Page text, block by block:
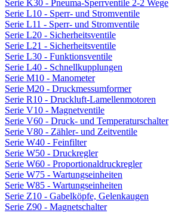
Serie K30 - Pneuma-Sperrventile 2-2 Wege
Serie L10 - Sperr- und Stromventile
Serie L11 - Sperr- und Stromventile
Serie L20 - Sicherheitsventile
Serie L21 - Sicherheitsventile
Serie L30 - Funktionsventile
Serie L40 - Schnellkupplungen
Serie M10 - Manometer
Serie M20 - Druckmessumformer
Serie R10 - Druckluft-Lamellenmotoren
Serie V10 - Magnetventile
Serie V60 - Druck- und Temperaturschalter
Serie V80 - Zähler- und Zeitventile
Serie W40 - Feinfilter
Serie W50 - Druckregler
Serie W60 - Proportionaldruckregler
Serie W75 - Wartungseinheiten
Serie W85 - Wartungseinheiten
Serie Z10 - Gabelköpfe, Gelenkaugen
Serie Z90 - Magnetschalter